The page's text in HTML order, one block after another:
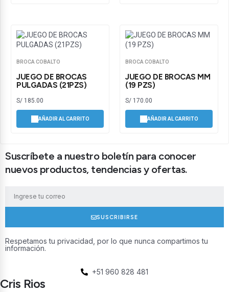
BROCA COBALTO
JUEGO DE BROCAS
PULGADAS (21PZS)
S/ 185.00
AÑADIR AL CARRITO
BROCA COBALTO
JUEGO DE BROCAS MM
(19 PZS)
S/ 170.00
AÑADIR AL CARRITO
Suscríbete a nuestro boletín para conocer
nuevos productos, tendencias y ofertas.
SUSCRIBIRSE
Respetamos tu privacidad, por lo que nunca compartimos tu
información.
+51 960 828 481
Cris Rios